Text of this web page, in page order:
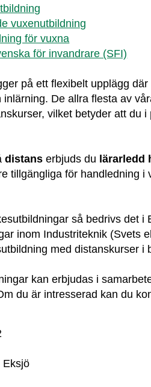
vuxenutbildning
för vuxna
för invandrare (SFI)
på ett flexibelt upplägg
inlärning. De allra flesta av
vilket betyder att du
distans erbjuds du lärarledd
tillgängliga för handledning i
så bedrivs det i
inom Industriteknik (Svets
med distanskurser i
kan erbjudas i
du är intresserad kan du
Eksjö